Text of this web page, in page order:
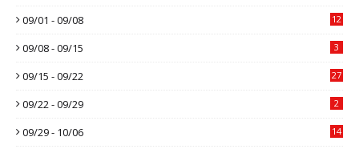
09/01 - 09/08 12
09/08 - 09/15 3
09/15 - 09/22 27
09/22 - 09/29 2
09/29 - 10/06 14